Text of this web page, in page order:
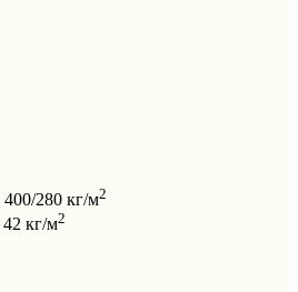
400/280 кг/м2
42 кг/м2